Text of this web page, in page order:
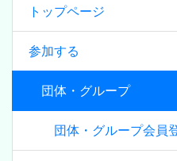
トップページ
参加する
団体・グループ
団体・グループ会員